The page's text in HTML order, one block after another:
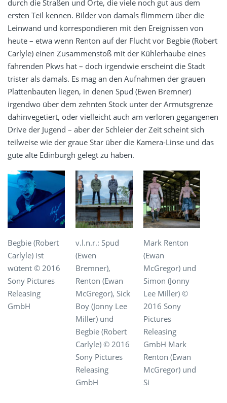
durch die Straßen und Orte, die viele noch gut aus dem
ersten Teil kennen. Bilder von damals flimmern über die
Leinwand und korrespondieren mit den Ereignissen von
heute – etwa wenn Renton auf der Flucht vor Begbie (Robert
Carlyle) einen Zusammenstoß mit der Kühlerhaube eines
fahrenden Pkws hat – doch irgendwie erscheint die Stadt
trister als damals. Es mag an den Aufnahmen der grauen
Plattenbauten liegen, in denen Spud (Ewen Bremner)
irgendwo über dem zehnten Stock unter der Armutsgrenze
dahinvegetiert, oder vielleicht auch am verloren gegangenen
Drive der Jugend – aber der Schleier der Zeit scheint sich
teilweise wie der graue Star über die Kamera-Linse und das
gute alte Edinburgh gelegt zu haben.
Begbie (Robert
Carlyle) ist
wütent © 2016
Sony Pictures
Releasing
GmbH
v.l.n.r.: Spud
(Ewen
Bremner),
Renton (Ewan
McGregor), Sick
Boy (Jonny Lee
Miller) und
Begbie (Robert
Carlyle) © 2016
Sony Pictures
Releasing
GmbH
Mark Renton
(Ewan
McGregor) und
Simon (Jonny
Lee Miller) ©
2016 Sony
Pictures
Releasing
GmbH Mark
Renton (Ewan
McGregor) und
Si